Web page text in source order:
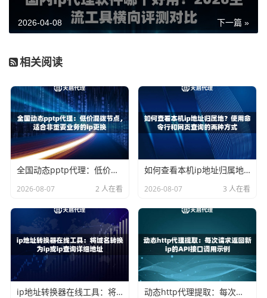
拿到IP后，你需要一个“帮手”来帮你使用它。根据你的需
求，主要有以下几种配置方式：
置，手动填入你获取到的代理IP地址、端口、以及用户名和
密码（如果使用账号密码认证方式）。这种方式简单直接，
但每次更换IP都需要手动操作，效率较低。
2. 使用专业软件（适合大多数场景）
这是更推荐的方式。市面上有许多支持代理IP切换的软件，
软件会自动调用接口获取新IP并定时切换，省去了手动操作
的麻烦。天启代理支持HTTP/HTTPS/SOCKS5三种协议，兼
容性非常好。
3. 在程序代码中集成（适合开发者或爬虫用户）
如果你是做程序开发，特别是数据采集，那么直接将代理IP
下一篇 »
2026-04-08
相关阅读
全国动态pptp代理：低价混拨节点，适合非重要业务的ip更换
2026-08-07 2 人在看
如何查看本机ip地址归属地？使用命令行和网页查询的两种方式
2026-08-07 3 人在看
ip地址转换器在线工具：将域名转换为ip或ip查询详细地址 动态http代理提取：每次请求返回新ip的API接口调用示例